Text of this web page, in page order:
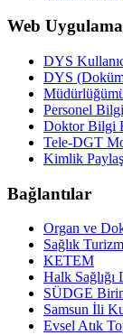
Web
DYS
DYS
Personel
Doktor Bilgi
Tele-DGT
Kimlik
Bağlantılar
Organ ve
Sağlık
KETEM
Halk Sağlığı
SÜDGE
Samsun İli
Evsel Atık